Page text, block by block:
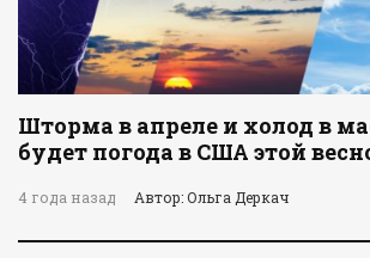
Шторма в апреле и холод в
будет погода в США этой
4 года назад Автор: Ольга Деркач